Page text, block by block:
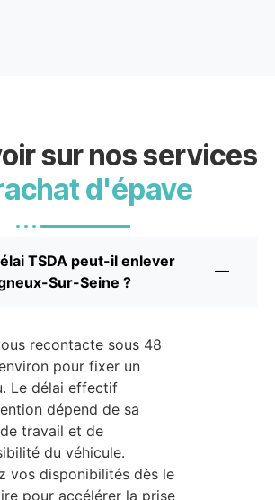
sur nos services
d'épave
TSDA peut-il enlever
Sur-Seine ?
recontacte sous 48
pour fixer un
Le délai effectif
dépend de sa
travail et de
du véhicule.
vos disponibilités dès le
pour accélérer la prise